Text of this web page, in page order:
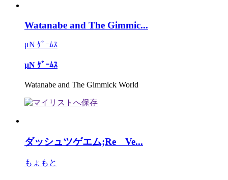
Watanabe and The Gimmic...
μN ｹﾞｰﾑｽ
μN ｹﾞｰﾑｽ
Watanabe and The Gimmick World
ダッシュツゲエム;Re Ve...
もょもと